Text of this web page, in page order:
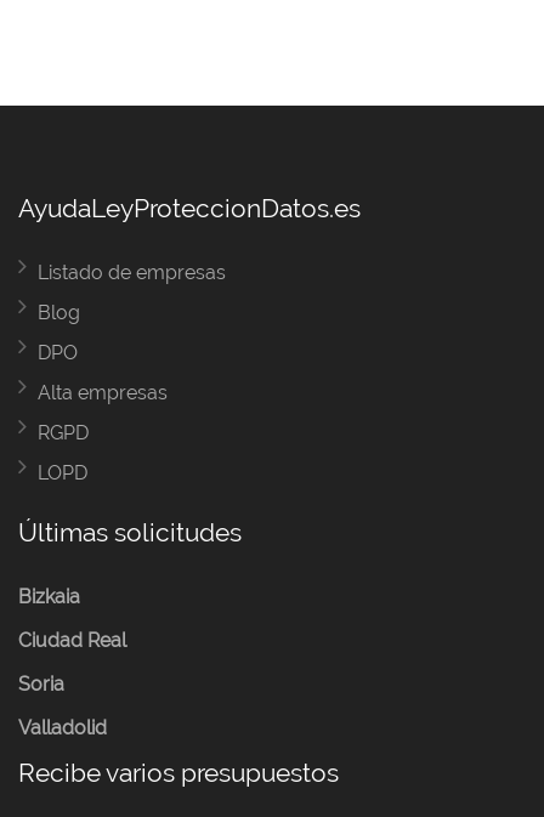
AyudaLeyProteccionDatos.es
Listado de empresas
Blog
DPO
Alta empresas
RGPD
LOPD
Últimas solicitudes
Bizkaia
Ciudad Real
Soria
Valladolid
Recibe varios presupuestos